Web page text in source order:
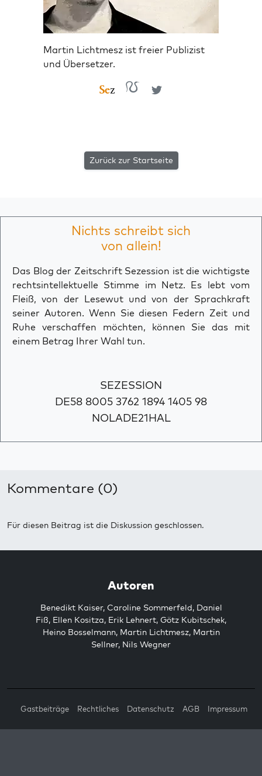
Martin Lichtmesz ist freier Publizist
und Übersetzer.
Zurück zur Startseite
Nichts schreibt sich
von allein!
Das Blog der Zeitschrift Sezession ist die wichtigste
rechtsintellektuelle Stimme im Netz. Es lebt vom
Fleiß, von der Lesewut und von der Sprachkraft
seiner Autoren. Wenn Sie diesen Federn Zeit und
Ruhe verschaffen möchten, können Sie das mit
einem Betrag Ihrer Wahl tun.
SEZESSION
DE58 8005 3762 1894 1405 98
NOLADE21HAL
Kommentare (0)
Für diesen Beitrag ist die Diskussion geschlossen.
Autoren
Benedikt Kaiser, Caroline Sommerfeld, Daniel
Fiß, Ellen Kositza, Erik Lehnert, Götz Kubitschek,
Heino Bosselmann, Martin Lichtmesz, Martin
Sellner, Nils Wegner
Gastbeiträge Rechtliches Datenschutz AGB Impressum